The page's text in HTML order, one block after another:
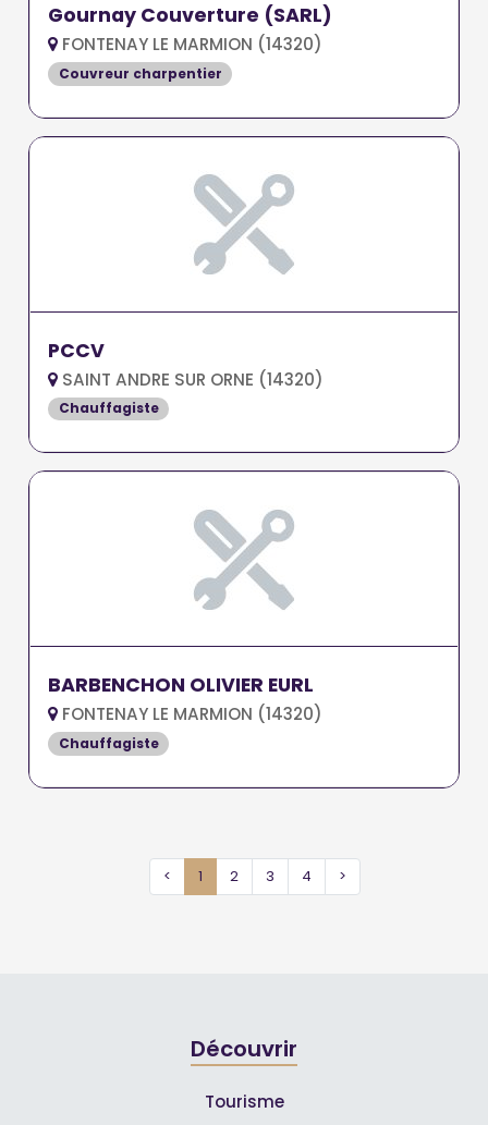
Gournay Couverture (SARL)
FONTENAY LE MARMION (14320)
Couvreur charpentier
PCCV
SAINT ANDRE SUR ORNE (14320)
Chauffagiste
BARBENCHON OLIVIER EURL
FONTENAY LE MARMION (14320)
Chauffagiste
< 1 2 3 4 >
Découvrir
Tourisme